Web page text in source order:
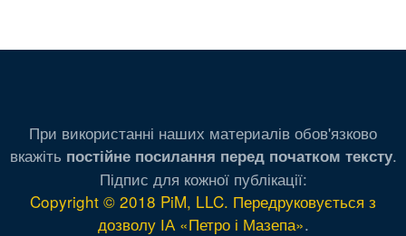
При використанні наших материалів обов'язково
вкажіть постійне посилання перед початком тексту.
Підпис для кожної публікації:
Copyright © 2018 PiM, LLC. Передруковується з
дозволу ІА «Петро і Мазепа».